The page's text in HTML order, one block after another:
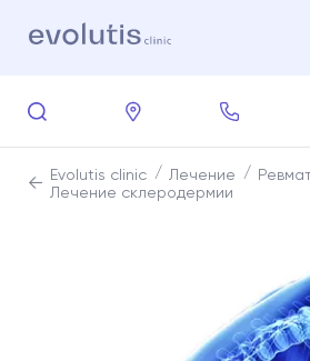
Evolutis clinic Лечение
Лечение склеродермии